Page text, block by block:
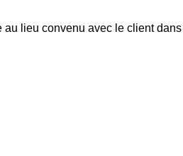
lieu convenu avec le client